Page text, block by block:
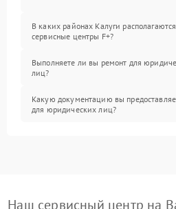
В каких районах Калуги располагаются
сервисные центры F+?
Выполняете ли вы ремонт для
лиц?
Какую документацию вы
для юридических лиц?
Наш сервисный центр на